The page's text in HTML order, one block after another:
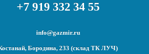
+7 919 332 34 55
info@gazmir.ru
Бородина, 233 (склад ТК ЛУЧ)